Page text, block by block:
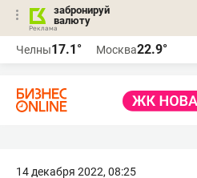
забронируй
валюту
Челны17.1° Москва22.9°
14 декабря 2022, 08:25